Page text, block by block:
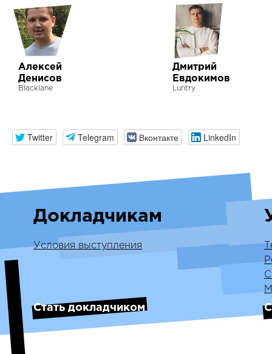
Алексей
Денисов
Blacklane
Дмитрий
Евдокимов
Luntry
Twitter Telegram Вконтакте LinkedIn
Стать докладчиком
Докладчикам
Условия выступления